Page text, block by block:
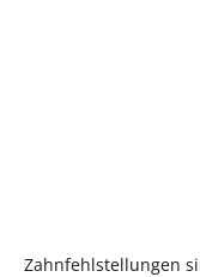
Zahnfehlstellungen